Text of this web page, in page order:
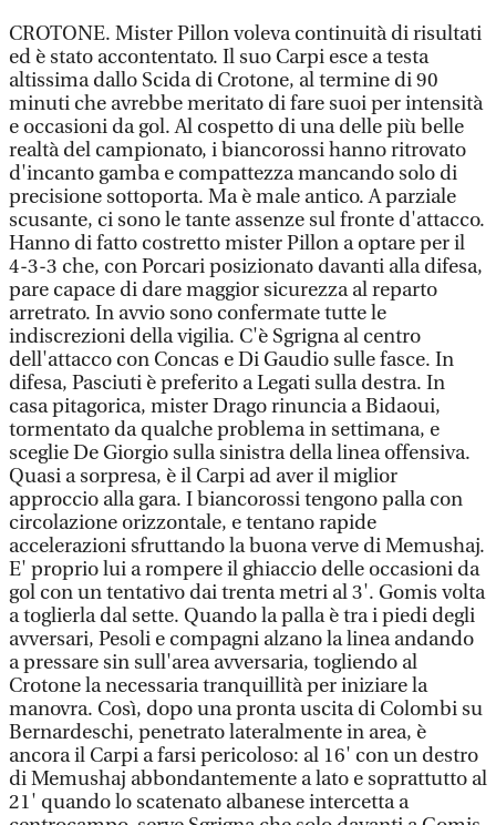
CROTONE. Mister Pillon voleva continuità di risultati
ed è stato accontentato. Il suo Carpi esce a testa
altissima dallo Scida di Crotone, al termine di 90
minuti che avrebbe meritato di fare suoi per intensità
e occasioni da gol. Al cospetto di una delle più belle
realtà del campionato, i biancorossi hanno ritrovato
d'incanto gamba e compattezza mancando solo di
precisione sottoporta. Ma è male antico. A parziale
scusante, ci sono le tante assenze sul fronte d'attacco.
Hanno di fatto costretto mister Pillon a optare per il
4-3-3 che, con Porcari posizionato davanti alla difesa,
pare capace di dare maggior sicurezza al reparto
arretrato. In avvio sono confermate tutte le
indiscrezioni della vigilia. C'è Sgrigna al centro
dell'attacco con Concas e Di Gaudio sulle fasce. In
difesa, Pasciuti è preferito a Legati sulla destra. In
casa pitagorica, mister Drago rinuncia a Bidaoui,
tormentato da qualche problema in settimana, e
sceglie De Giorgio sulla sinistra della linea offensiva.
Quasi a sorpresa, è il Carpi ad aver il miglior
approccio alla gara. I biancorossi tengono palla con
circolazione orizzontale, e tentano rapide
accelerazioni sfruttando la buona verve di Memushaj.
E' proprio lui a rompere il ghiaccio delle occasioni da
gol con un tentativo dai trenta metri al 3'. Gomis volta
a toglierla dal sette. Quando la palla è tra i piedi degli
avversari, Pesoli e compagni alzano la linea andando
a pressare sin sull'area avversaria, togliendo al
Crotone la necessaria tranquillità per iniziare la
manovra. Così, dopo una pronta uscita di Colombi su
Bernardeschi, penetrato lateralmente in area, è
ancora il Carpi a farsi pericoloso: al 16' con un destro
di Memushaj abbondantemente a lato e soprattutto al
21' quando lo scatenato albanese intercetta a